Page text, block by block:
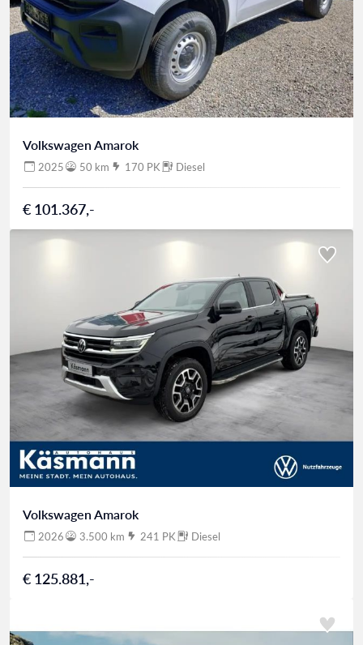
Volkswagen Amarok
2025 50 km 170 PK Diesel
€ 101.367,-
Volkswagen Amarok
2026 3.500 km 241 PK Diesel
€ 125.881,-